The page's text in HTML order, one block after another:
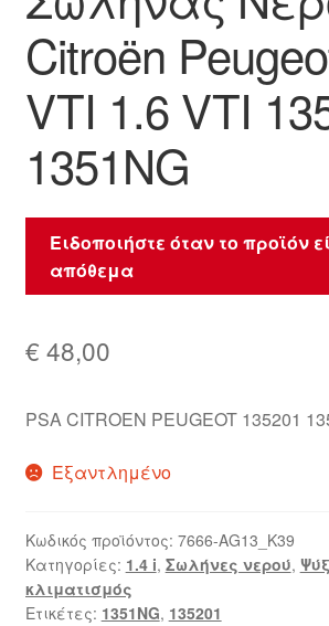
Σχετικά με εμάς
Citroën
VTI 1.6 VTI
1351NG
Ειδοποιήστε όταν το προϊόν
απόθεμα
€ 48,00
PSA CITROEN PEUGEOT 135201
Εξαντλημένο
Κωδικός προϊόντος: 7666-AG13_K39
Κατηγορίες: 1.4 i, Σωλήνες νερού,
κλιματισμός
Ετικέτες: 1351NG, 135201